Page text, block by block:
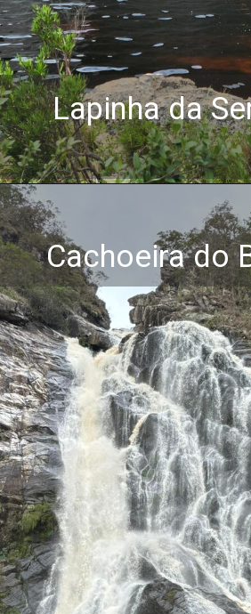
Lapinha da
Cachoeira do